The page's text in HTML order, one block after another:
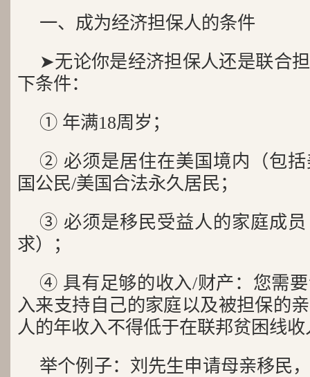
一、成为经济担保人的条件
➤无论你是经济担保人还是联合
下条件：
① 年满18周岁；
② 必须是居住在美国境内（包
国公民/美国合法永久居民；
③ 必须是移民受益人的家庭成
求）；
④ 具有足够的收入/财产：您需
入来支持自己的家庭以及被担保的
人的年收入不得低于在联邦贫困线
举个例子：刘先生申请母亲移民